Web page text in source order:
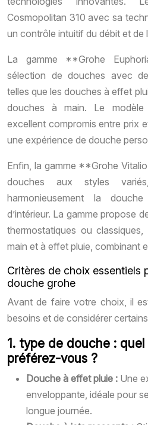
Cosmopolitan 310 avec sa
un contrôle intuitif du débit et de
La gamme **Grohe
sélection de douches avec
telles que les douches à effet
douches à main. Le
excellent compromis entre prix
une expérience de douche
Enfin, la gamme **Grohe
douches aux styles
harmonieusement la
d’intérieur. La gamme propose
thermostatiques ou
main et à effet pluie, combinant
Critères de choix essentiels
douche grohe
Avant de faire votre choix, il
besoins et de considérer
1. type de douche :
préférez-vous ?
Douche à effet pluie : Une
enveloppante, idéale pour
longue journée.